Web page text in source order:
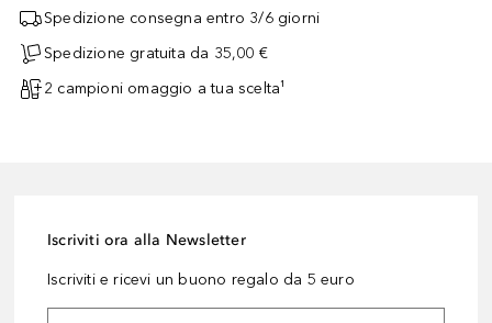
Spedizione consegna entro 3/6 giorni
Spedizione gratuita da 35,00 €
2 campioni omaggio a tua scelta¹
Iscriviti ora alla Newsletter
Iscriviti e ricevi un buono regalo da 5 euro